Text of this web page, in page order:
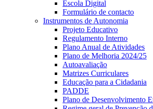
Escola Digital
Formulário de contacto
Instrumentos de Autonomia
Projeto Educativo
Regulamento Interno
Plano Anual de Atividades
Plano de Melhoria 2024/25
Autoavaliação
Matrizes Curriculares
Educação para a Cidadania
PADDE
Plano de Desenvolvimento